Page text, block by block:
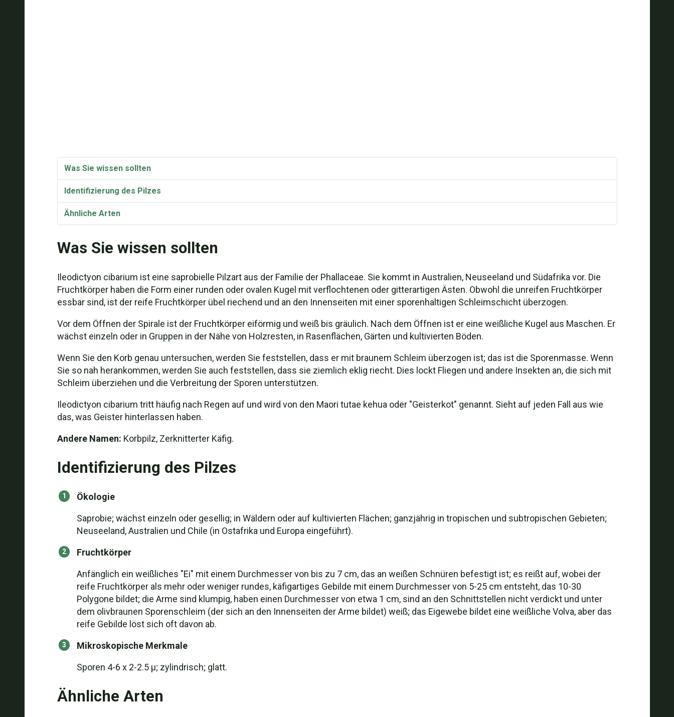
Was Sie wissen sollten
Identifizierung des Pilzes
Ähnliche Arten
Was Sie wissen sollten
Ileodictyon cibarium ist eine saprobielle Pilzart aus der Familie der Phallaceae. Sie kommt in Australien, Neuseeland und Südafrika vor. Die
Fruchtkörper haben die Form einer runden oder ovalen Kugel mit verflochtenen oder gitterartigen Ästen. Obwohl die unreifen Fruchtkörper
essbar sind, ist der reife Fruchtkörper übel riechend und an den Innenseiten mit einer sporenhaltigen Schleimschicht überzogen.
Vor dem Öffnen der Spirale ist der Fruchtkörper eiförmig und weiß bis gräulich. Nach dem Öffnen ist er eine weißliche Kugel aus Maschen. Er
wächst einzeln oder in Gruppen in der Nähe von Holzresten, in Rasenflächen, Gärten und kultivierten Böden.
Wenn Sie den Korb genau untersuchen, werden Sie feststellen, dass er mit braunem Schleim überzogen ist; das ist die Sporenmasse. Wenn
Sie so nah herankommen, werden Sie auch feststellen, dass sie ziemlich eklig riecht. Dies lockt Fliegen und andere Insekten an, die sich mit
Schleim überziehen und die Verbreitung der Sporen unterstützen.
Ileodictyon cibarium tritt häufig nach Regen auf und wird von den Maori tutae kehua oder "Geisterkot" genannt. Sieht auf jeden Fall aus wie
das, was Geister hinterlassen haben.
Andere Namen: Korbpilz, Zerknitterter Käfig.
Identifizierung des Pilzes
Ökologie
Saprobie; wächst einzeln oder gesellig; in Wäldern oder auf kultivierten Flächen; ganzjährig in tropischen und subtropischen Gebieten;
Neuseeland, Australien und Chile (in Ostafrika und Europa eingeführt).
Fruchtkörper
Anfänglich ein weißliches "Ei" mit einem Durchmesser von bis zu 7 cm, das an weißen Schnüren befestigt ist; es reißt auf, wobei der
reife Fruchtkörper als mehr oder weniger rundes, käfigartiges Gebilde mit einem Durchmesser von 5-25 cm entsteht, das 10-30
Polygone bildet; die Arme sind klumpig, haben einen Durchmesser von etwa 1 cm, sind an den Schnittstellen nicht verdickt und unter
dem olivbraunen Sporenschleim (der sich an den Innenseiten der Arme bildet) weiß; das Eigewebe bildet eine weißliche Volva, aber das
reife Gebilde löst sich oft davon ab.
Mikroskopische Merkmale
Sporen 4-6 x 2-2.5 µ; zylindrisch; glatt.
Ähnliche Arten